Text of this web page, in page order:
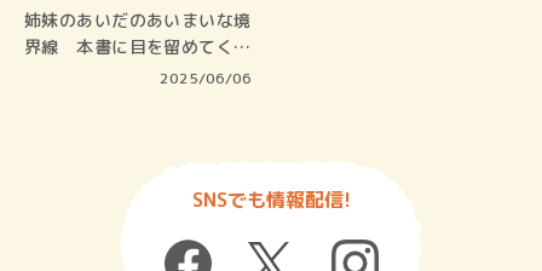
姉妹のあいだのあいまいな境
界線 本書に目を留めてくだ
2025/06/06
SNSでも情報配信!